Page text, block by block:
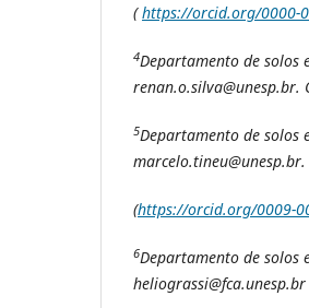
(https://orcid.org/0000-
4Departamento de solos
renan.o.silva@unesp.br.
5Departamento de solos
marcelo.tineu@unesp.br.
(https://orcid.org/0009-
6Departamento de solos
heliograssi@fca.unesp.br